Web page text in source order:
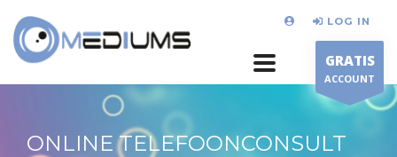
LOG IN
GRATIS
ACCOUNT
ONLINE TELEFOONCONSULT